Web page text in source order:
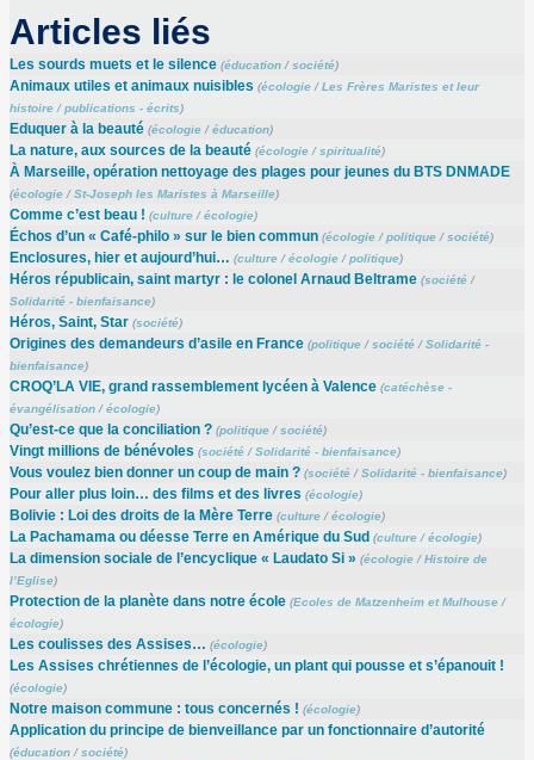
Articles liés
Les sourds muets et le silence (éducation/ société)
Animaux utiles et animaux nuisibles (écologie/Les Frères Maristes et leur
histoire/publications - écrits)
Eduquer à la beauté (écologie/éducation)
La nature, aux sources de la beauté (écologie/spiritualité)
À Marseille, opération nettoyage des plages pour jeunes du BTS DNMADE
(écologie/St-Joseph les Maristes à Marseille)
Comme c’est beau ! (culture/écologie)
Échos d’un « Café-philo » sur le bien commun (écologie/politique/ société)
Enclosures, hier et aujourd’hui… (culture/écologie/politique)
Héros républicain, saint martyr : le colonel Arnaud Beltrame (société/
Solidarité - bienfaisance)
Héros, Saint, Star (société)
Origines des demandeurs d’asile en France (politique/ société/Solidarité -
bienfaisance)
CROQ’LA VIE, grand rassemblement lycéen à Valence (catéchèse -
évangélisation/écologie)
Qu’est-ce que la conciliation ? (politique/ société)
Vingt millions de bénévoles (société/Solidarité - bienfaisance)
Vous voulez bien donner un coup de main ? (société/Solidarité - bienfaisance)
Pour aller plus loin… des films et des livres (écologie)
Bolivie : Loi des droits de la Mère Terre (culture/écologie)
La Pachamama ou déesse Terre en Amérique du Sud (culture/écologie)
La dimension sociale de l’encyclique « Laudato Si » (écologie/Histoire de
l’Eglise)
Protection de la planète dans notre école (Ecoles de Matzenheim et Mulhouse/
écologie)
Les coulisses des Assises… (écologie)
Les Assises chrétiennes de l’écologie, un plant qui pousse et s’épanouit !
(écologie)
Notre maison commune : tous concernés ! (écologie)
Application du principe de bienveillance par un fonctionnaire d’autorité
(éducation/société)